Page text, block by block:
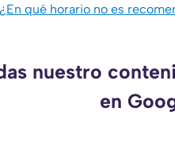
¿En qué horario no es
nuestro
en